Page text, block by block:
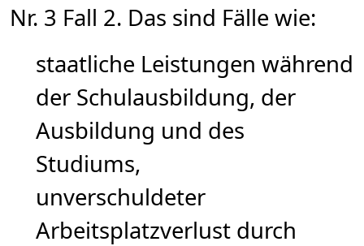
Nr. 3 Fall 2. Das sind Fälle wie:
staatliche Leistungen während
der Schulausbildung, der
Ausbildung und des
Studiums,
unverschuldeter
Arbeitsplatzverlust durch